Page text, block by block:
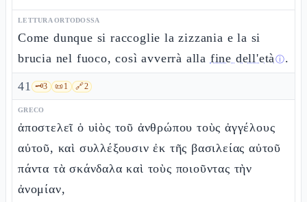
LETTURA ORTODOSSA
Come dunque si raccoglie la zizzania e la si
brucia nel fuoco, così avverrà alla fine dell'etàⓘ.
41 🗝️3 📜1 🔗2
GRECO
ἀποστελεῖ ὁ υἱὸς τοῦ ἀνθρώπου τοὺς ἀγγέλους
αὐτοῦ, καὶ συλλέξουσιν ἐκ τῆς βασιλείας αὐτοῦ
πάντα τὰ σκάνδαλα καὶ τοὺς ποιοῦντας τὴν
ἀνομίαν,